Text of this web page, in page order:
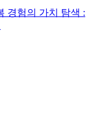
경험의 가치 탐색 :